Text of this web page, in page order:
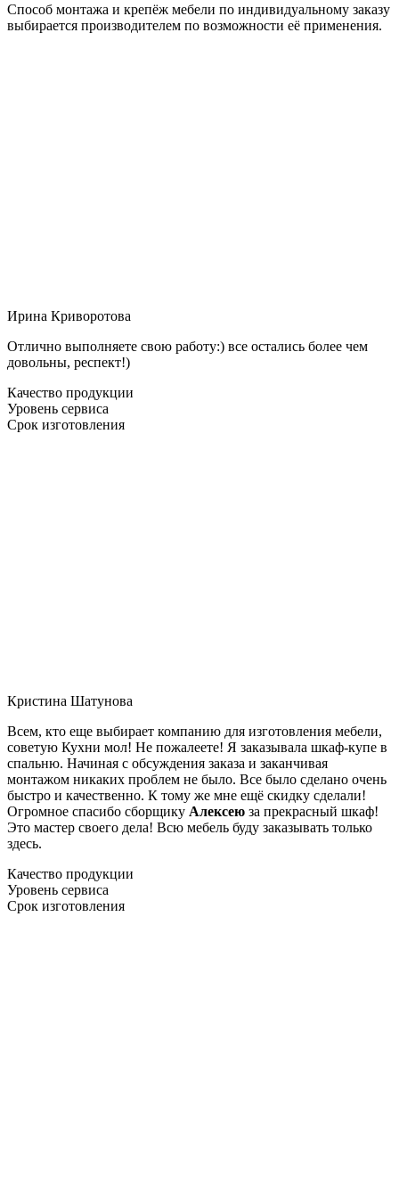
Способ монтажа и крепёж мебели по индивидуальному заказу
выбирается производителем по возможности её применения.
Ирина Криворотова
Отлично выполняете свою работу:) все остались более чем
довольны, респект!)
Качество продукции
Уровень сервиса
Срок изготовления
Кристина Шатунова
Всем, кто еще выбирает компанию для изготовления мебели,
советую Кухни мол! Не пожалеете! Я заказывала шкаф-купе в
спальню. Начиная с обсуждения заказа и заканчивая
монтажом никаких проблем не было. Все было сделано очень
быстро и качественно. К тому же мне ещё скидку сделали!
Огромное спасибо сборщику Алексею за прекрасный шкаф!
Это мастер своего дела! Всю мебель буду заказывать только
здесь.
Качество продукции
Уровень сервиса
Срок изготовления